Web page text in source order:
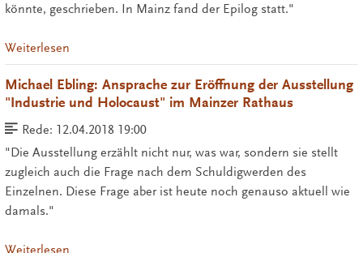
könnte, geschrieben. In Mainz fand der Epilog statt."
Weiterlesen
Michael Ebling: Ansprache zur Eröffnung der Ausstellung
"Industrie und Holocaust" im Mainzer Rathaus
Rede: 12.04.2018 19:00
"Die Ausstellung erzählt nicht nur, was war, sondern sie stellt
zugleich auch die Frage nach dem Schuldigwerden des
Einzelnen. Diese Frage aber ist heute noch genauso aktuell wie
damals."